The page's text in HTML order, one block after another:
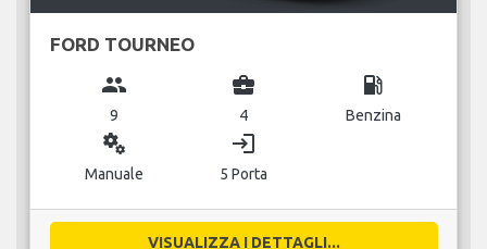
FORD TOURNEO
group
9
business_center
4
local_gas_station
Benzina
miscellaneous_services
Manuale
login
5 Porta
VISUALIZZA I DETTAGLI...